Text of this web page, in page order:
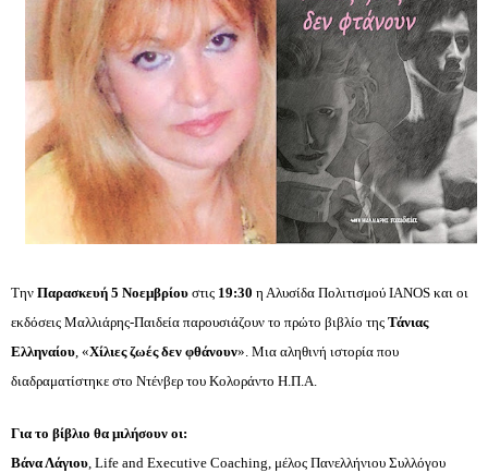
Την Παρασκευή 5 Νοεμβρίου στις 19:30
εκδόσεις Μαλλιάρης-Παιδεία παρουσιάζουν το πρώτο βιβλίο της Τάνιας
Ελληναίου, «Χίλιες ζωές δεν φθάνουν». Μια αληθινή ιστορία που
διαδραματίστηκε στο Ντένβερ του Κολοράντο Η.Π.Α.
Για το βίβλιο θα μιλήσουν οι:
Βάνα Λάγιου, Life and Executive Coaching, μέλος Πανελλήνιου Συλλόγου